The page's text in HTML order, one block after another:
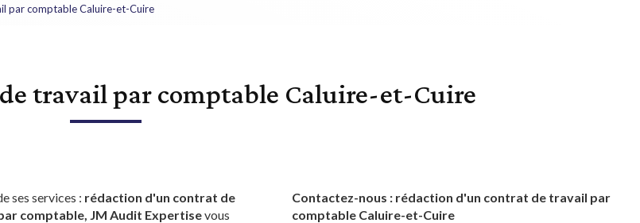
par comptable Caluire-et-Cuire
travail par comptable Caluire-et-Cuire
ses services : rédaction d'un contrat de
comptable, JM Audit Expertisevous
Contactez-nous : rédaction d'un contrat de travail par
comptable Caluire-et-Cuire